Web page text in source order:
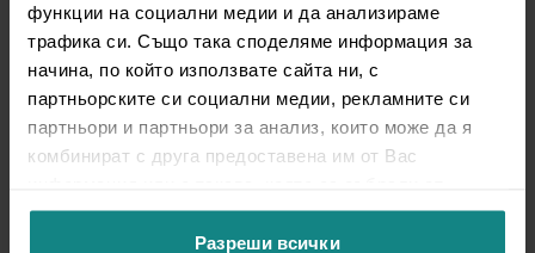
функции на социални медии и да анализираме
трафика си. Също така споделяме информация за
начина, по който използвате сайта ни, с
партньорските си социални медии, рекламните си
партньори и партньори за анализ, които може да я
комбинират с друга предоставена им от Вас
ползването от Ваша страна на услугите им.
Разреши всички